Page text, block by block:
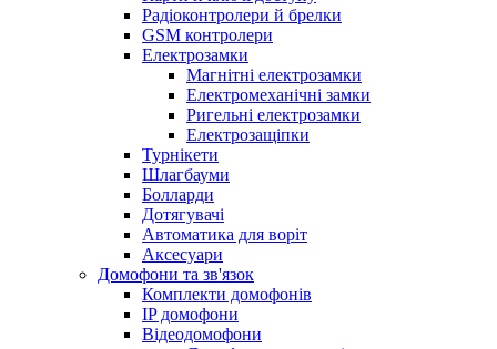
Радіоконтролери й брелки
GSM контролери
Електрозамки
Магнітні електрозамки
Електромеханічні замки
Ригельні електрозамки
Електрозащіпки
Турнікети
Шлагбауми
Болларди
Дотягувачі
Автоматика для воріт
Аксесуари
Домофони та зв'язок
Комплекти домофонів
IP домофони
Відеодомофони